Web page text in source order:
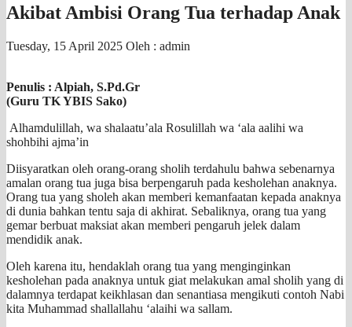
Akibat Ambisi Orang Tua terhadap Anak
Tuesday, 15 April 2025 Oleh : admin
Penulis : Alpiah, S.Pd.Gr
(Guru TK YBIS Sako)
Alhamdulillah, wa shalaatu’ala Rosulillah wa ‘ala aalihi wa
shohbihi ajma’in
Diisyaratkan oleh orang-orang sholih terdahulu bahwa sebenarnya
amalan orang tua juga bisa berpengaruh pada kesholehan anaknya.
Orang tua yang sholeh akan memberi kemanfaatan kepada anaknya
di dunia bahkan tentu saja di akhirat. Sebaliknya, orang tua yang
gemar berbuat maksiat akan memberi pengaruh jelek dalam
mendidik anak.
Oleh karena itu, hendaklah orang tua yang menginginkan
kesholehan pada anaknya untuk giat melakukan amal sholih yang di
dalamnya terdapat keikhlasan dan senantiasa mengikuti contoh Nabi
kita Muhammad shallallahu ‘alaihi wa sallam.